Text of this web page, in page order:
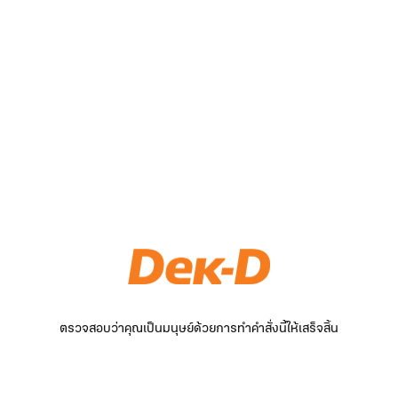
ตรวจสอบว่าคุณเป็นมนุษย์ด้วยการทำคำสั่งนี้ให้เสร็จสิ้น